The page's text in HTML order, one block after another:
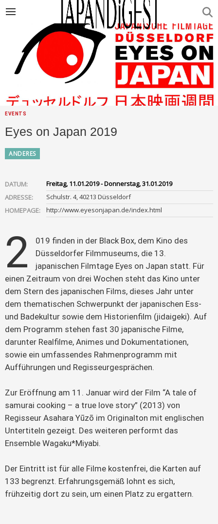
EVENTS
Eyes on Japan 2019
ANDERES
DATUM:
Freitag, 11.01.2019 - Donnerstag, 31.01.2019
ADRESSE:
Schulstr. 4, 40213 Düsseldorf
HOMEPAGE:
http://www.eyesonjapan.de/index.html
2
019 finden in der Black Box, dem Kino des
Düsseldorfer Filmmuseums, die 13.
japanischen Filmtage Eyes on Japan statt. Für
einen Zeitraum von drei Wochen steht das Kino unter
dem Stern des japanischen Films, dieses Jahr unter
dem thematischen Schwerpunkt der japanischen Ess-
und Badekultur sowie dem Historienfilm (jidaigeki). Auf
dem Programm stehen fast 30 japanische Filme,
darunter Realfilme, Animes und Dokumentationen,
sowie ein umfassendes Rahmenprogramm mit
Aufführungen und Regisseurgesprächen.
Zur Eröffnung am 11. Januar wird der Film “A tale of
samurai cooking – a true love story” (2013) von
Regisseur Asahara Yūzō im Originalton mit englischen
Untertiteln gezeigt. Des weiteren performt das
Ensemble Wagaku*Miyabi.
Der Eintritt ist für alle Filme kostenfrei, die Karten auf
133 begrenzt. Erfahrungsgemäß lohnt es sich,
frühzeitig dort zu sein, um einen Platz zu ergattern.